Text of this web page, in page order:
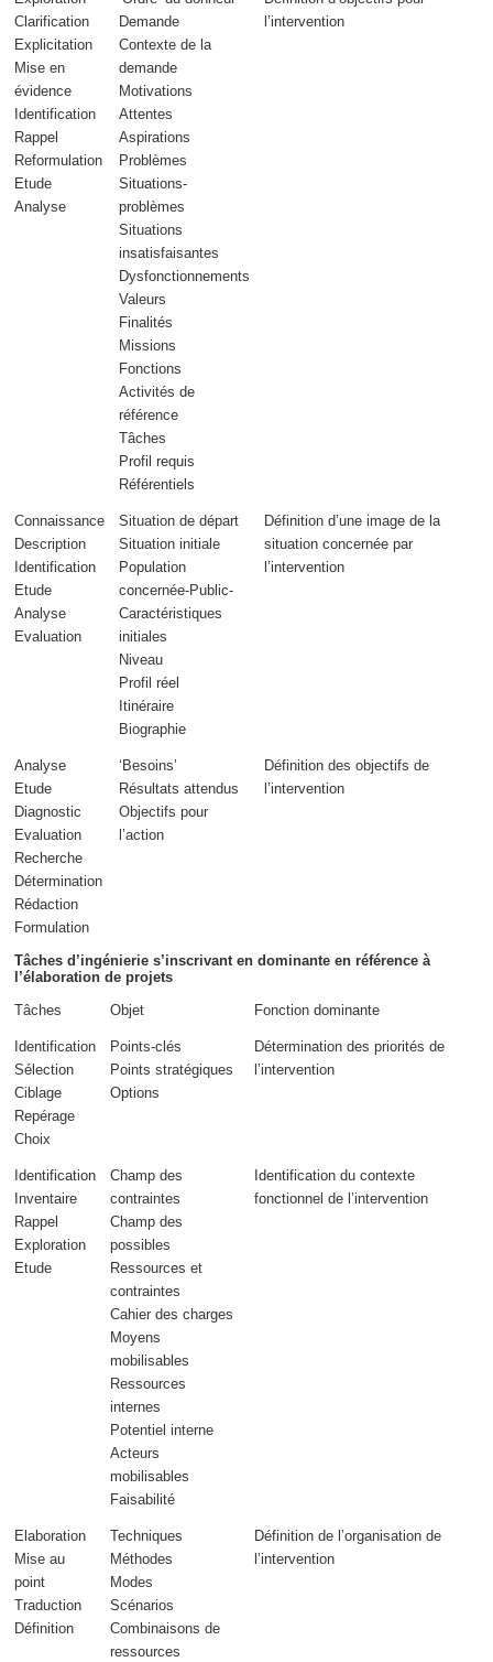
Clarification
Explicitation
Mise en
évidence
Identification
Rappel
Reformulation
Etude
Analyse
Demande
Contexte de la
demande
Motivations
Attentes
Aspirations
Problèmes
Situations-
problèmes
Situations
insatisfaisantes
Dysfonctionnements
Valeurs
Finalités
Missions
Fonctions
Activités de
référence
Tâches
Profil requis
Référentiels
l’intervention
Connaissance
Description
Identification
Etude
Analyse
Evaluation
Situation de départ
Situation initiale
Population
concernée-Public-
Caractéristiques
initiales
Niveau
Profil réel
Itinéraire
Biographie
Définition d’une image de la
situation concernée par
l’intervention
Analyse
Etude
Diagnostic
Evaluation
Recherche
Détermination
Rédaction
Formulation
‘Besoins’
Résultats attendus
Objectifs pour
l’action
Définition des objectifs de
l’intervention
Tâches d’ingénierie s’inscrivant en dominante en référence à
l’élaboration de projets
Tâches
Objet Fonction dominante
Identification
Sélection
Ciblage
Repérage
Choix
Points-clés
Points stratégiques
Options
Détermination des priorités de
l’intervention
Identification
Inventaire
Rappel
Exploration
Etude
Champ des
contraintes
Champ des
possibles
Ressources et
contraintes
Cahier des charges
Moyens
mobilisables
Ressources
internes
Potentiel interne
Acteurs
mobilisables
Faisabilité
Identification du contexte
fonctionnel de l’intervention
Elaboration
Mise au
point
Traduction
Définition
Techniques
Méthodes
Modes
Scénarios
Combinaisons de
ressources
Définition de l’organisation de
l’intervention